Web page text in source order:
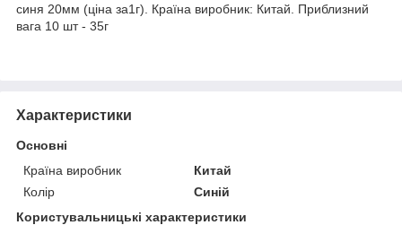
синя 20мм (ціна за1г). Країна виробник: Китай. Приблизний
вага 10 шт - 35г
Характеристики
Основні
Країна виробник
Китай
Колір
Синій
Користувальницькі характеристики